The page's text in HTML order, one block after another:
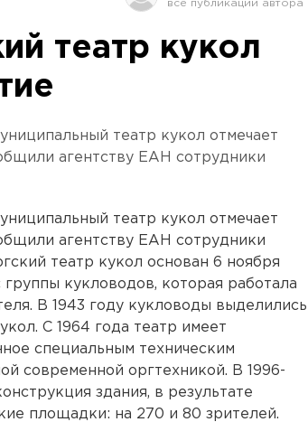
театр кукол
театр кукол отмечает
агентству ЕАН сотрудники
театр кукол отмечает
агентству ЕАН сотрудники
театр кукол основан 6 ноября
группы кукловодов, которая работала
В 1943 году кукловоды выделились
С 1964 года театр имеет
специальным техническим
современной оргтехникой. В 1996-
здания, в результате
площадки: на 270 и 80 зрителей.